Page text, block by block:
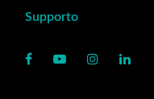
Supporto